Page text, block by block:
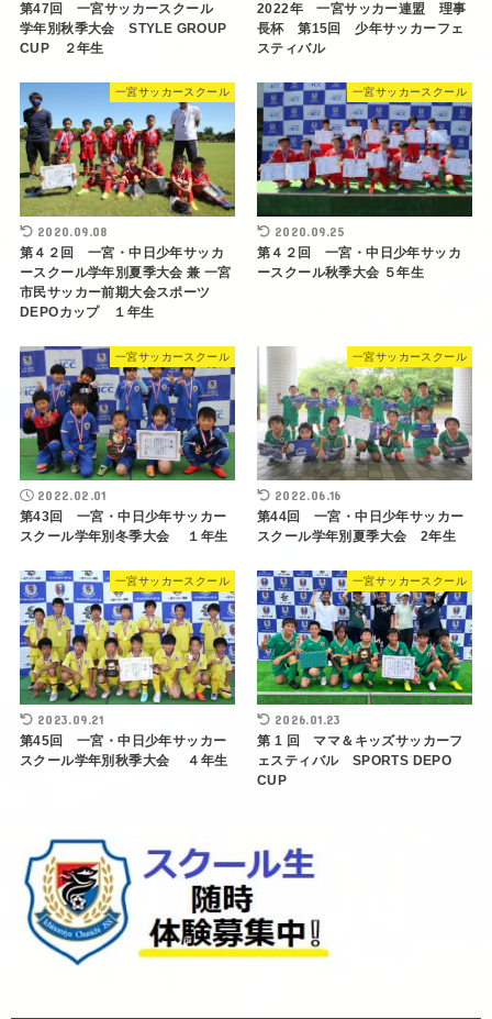
第47回 一宮サッカースクール
学年別秋季大会 STYLE GROUP
CUP ２年生
2022年 一宮サッカー連盟 理事
長杯 第15回 少年サッカーフェ
スティバル
一宮サッカースクール
2020.09.08
第４２回 一宮・中日少年サッカ
ースクール学年別夏季大会 兼 一宮
市民サッカー前期大会スポーツ
DEPOカップ １年生
一宮サッカースクール
2020.09.25
第４２回 一宮・中日少年サッカ
ースクール秋季大会 ５年生
一宮サッカースクール
2022.02.01
第43回 一宮・中日少年サッカー
スクール学年別冬季大会 １年生
一宮サッカースクール
2022.06.16
第44回 一宮・中日少年サッカー
スクール学年別夏季大会 2年生
一宮サッカースクール
2023.09.21
第45回 一宮・中日少年サッカー
スクール学年別秋季大会 ４年生
一宮サッカースクール
2026.01.23
第 1 回 ママ＆キッズサッカーフ
ェスティバル SPORTS DEPO
CUP